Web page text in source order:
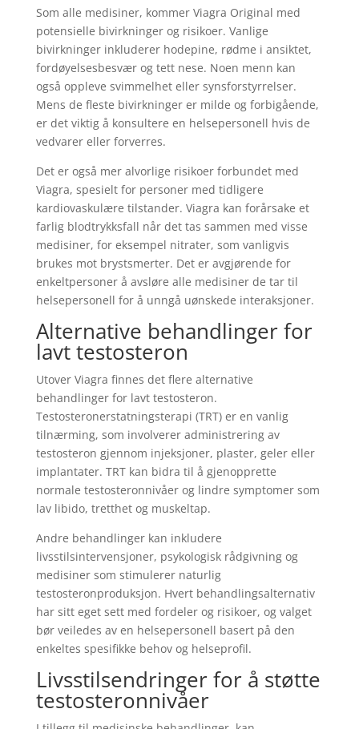
Som alle medisiner, kommer Viagra Original med
potensielle bivirkninger og risikoer. Vanlige
bivirkninger inkluderer hodepine, rødme i ansiktet,
fordøyelsesbesvær og tett nese. Noen menn kan
også oppleve svimmelhet eller synsforstyrrelser.
Mens de fleste bivirkninger er milde og forbigående,
er det viktig å konsultere en helsepersonell hvis de
vedvarer eller forverres.
Det er også mer alvorlige risikoer forbundet med
Viagra, spesielt for personer med tidligere
kardiovaskulære tilstander. Viagra kan forårsake et
farlig blodtrykksfall når det tas sammen med visse
medisiner, for eksempel nitrater, som vanligvis
brukes mot brystsmerter. Det er avgjørende for
enkeltpersoner å avsløre alle medisiner de tar til
helsepersonell for å unngå uønskede interaksjoner.
Alternative behandlinger for
lavt testosteron
Utover Viagra finnes det flere alternative
behandlinger for lavt testosteron.
Testosteronerstatningsterapi (TRT) er en vanlig
tilnærming, som involverer administrering av
testosteron gjennom injeksjoner, plaster, geler eller
implantater. TRT kan bidra til å gjenopprette
normale testosteronnivåer og lindre symptomer som
lav libido, tretthet og muskeltap.
Andre behandlinger kan inkludere
livsstilsintervensjoner, psykologisk rådgivning og
medisiner som stimulerer naturlig
testosteronproduksjon. Hvert behandlingsalternativ
har sitt eget sett med fordeler og risikoer, og valget
bør veiledes av en helsepersonell basert på den
enkeltes spesifikke behov og helseprofil.
Livsstilsendringer for å støtte
testosteronnivåer